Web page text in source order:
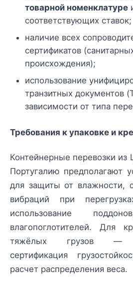
товарной номенклатуре
соответствующих ставок;
наличие всех
сертификатов
происхождения);
использование
транзитных документов
зависимости от типа
Требования к упаковке и
Контейнерные перевозки из
Португалию предполагают
для защиты от влажности,
вибраций при
использование
влагопоглотителей. Для
тяжёлых грузов —
сертификация
расчет распределения веса.